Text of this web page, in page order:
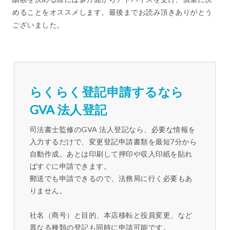
めることをオススメします。最後までお読み頂きありがとう
ございました。
らくらく登記申請するなら
GVA 法人登記
司法書士監修のGVA 法人登記なら、必要な情報を
入力するだけで、変更登記申請書類を最短7分から
自動作成。あとは印刷して押印や収入印紙を貼れ
ばすぐに申請できます。
郵送でも申請できるので、法務局に行く必要もあ
りません。
社名（商号）と目的、本店移転と役員変更、など
異なる種類の登記も同時に申請可能です。